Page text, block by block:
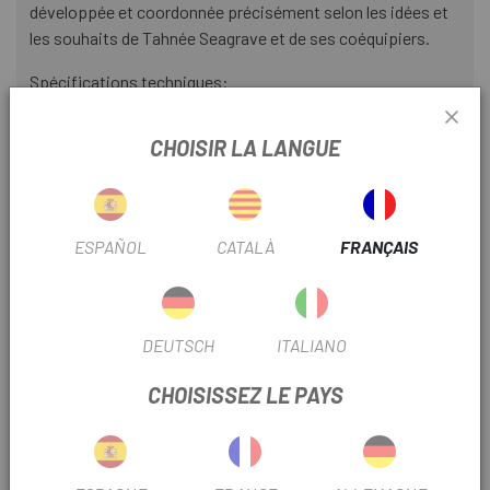
développée et coordonnée précisément selon les idées et
les souhaits de Tahnée Seagrave et de ses coéquipiers.
Spécifications techniques:
Matériau du manche : caoutchouc de contrôle de la gravité
Longueur : 141 mm
Diamètre extérieur : env. 31mm
Diamètre du guidon : 22,2 mm (standard)
Fixation : Verrouillage
maximum. couple admissible : 3 Nm
Couleur du manche : gris
Couleur de l'anneau de fixation : tache d'huile
CHOISIR LA LANGUE
ESPAÑOL CATALÀ FRANÇAIS
DEUTSCH ITALIANO
CHOISISSEZ LE PAYS